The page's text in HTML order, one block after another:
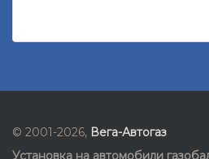
© 2001-2026, Вега-Автогаз
Установка на автомобили